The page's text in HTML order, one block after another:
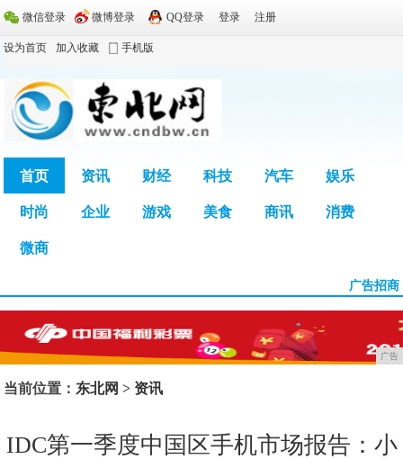
微信登录 微博登录 QQ登录 登录 注册
设为首页 加入收藏 手机版
首页 资讯 财经 科技 汽车 娱乐
时尚 企业 游戏 美食 商讯 消费
微商
广告招商
广告
当前位置： 东北网 > 资讯
IDC第一季度中国区手机市场报告：小